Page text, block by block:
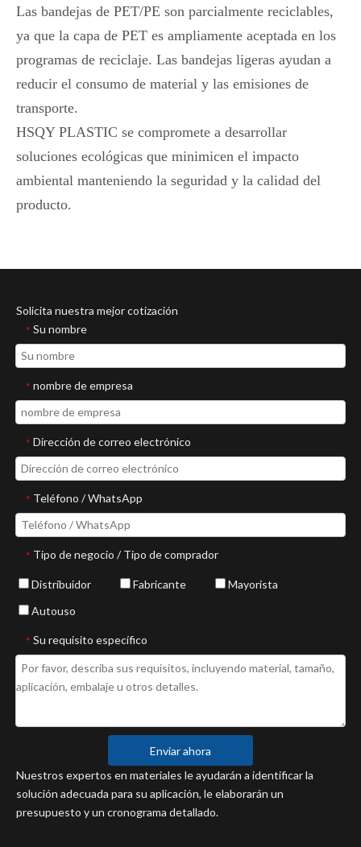
Las bandejas de PET/PE son parcialmente reciclables,
ya que la capa de PET es ampliamente aceptada en los
programas de reciclaje. Las bandejas ligeras ayudan a
reducir el consumo de material y las emisiones de
transporte.
HSQY PLASTIC se compromete a desarrollar
soluciones ecológicas que minimicen el impacto
ambiental manteniendo la seguridad y la calidad del
producto.
Solicita nuestra mejor cotización
* Su nombre
* nombre de empresa
* Dirección de correo electrónico
* Teléfono / WhatsApp
* Tipo de negocio / Tipo de comprador
Distribuidor Fabricante
Mayorista
Autouso
* Su requisito específico
Enviar ahora
Nuestros expertos en materiales le ayudarán a identificar la
solución adecuada para su aplicación, le elaborarán un
presupuesto y un cronograma detallado.